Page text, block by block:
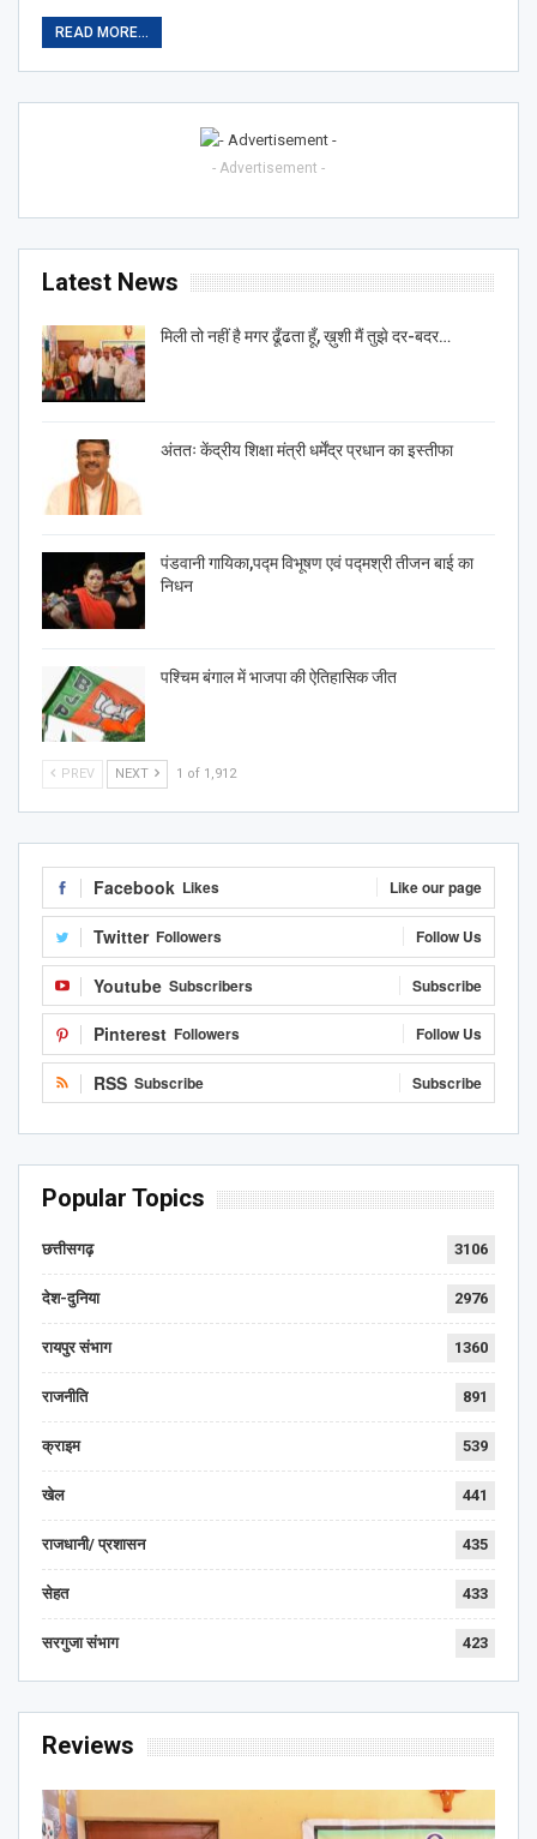
READ MORE...
- Advertisement -
Latest News
मिली तो नहीं है मगर ढूँढता हूँ, ख़ुशी मैं तुझे दर-बदर…
अंततः केंद्रीय शिक्षा मंत्री धर्मेंद्र प्रधान का इस्तीफा
पंडवानी गायिका,पद्म विभूषण एवं पद्मश्री तीजन बाई का
निधन
पश्चिम बंगाल में भाजपा की ऐतिहासिक जीत
PREV NEXT 1 of 1,912
Facebook Likes Like our page
Twitter Followers Follow Us
Youtube Subscribers Subscribe
Pinterest Followers Follow Us
RSS Subscribe Subscribe
Popular Topics
छत्तीसगढ़ 3106
देश-दुनिया 2976
रायपुर संभाग 1360
राजनीति 891
क्राइम 539
खेल 441
राजधानी/ प्रशासन 435
सेहत 433
सरगुजा संभाग 423
Reviews